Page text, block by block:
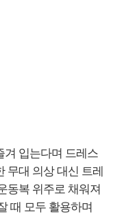
겨 입는다며 드레스
무대 의상 대신 트레
동복 위주로 채워져
때 모두 활용하며